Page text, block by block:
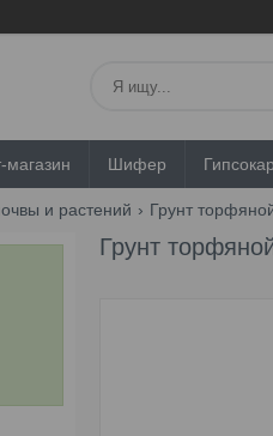
магазин Шифер
и растений Грунт
Грунт